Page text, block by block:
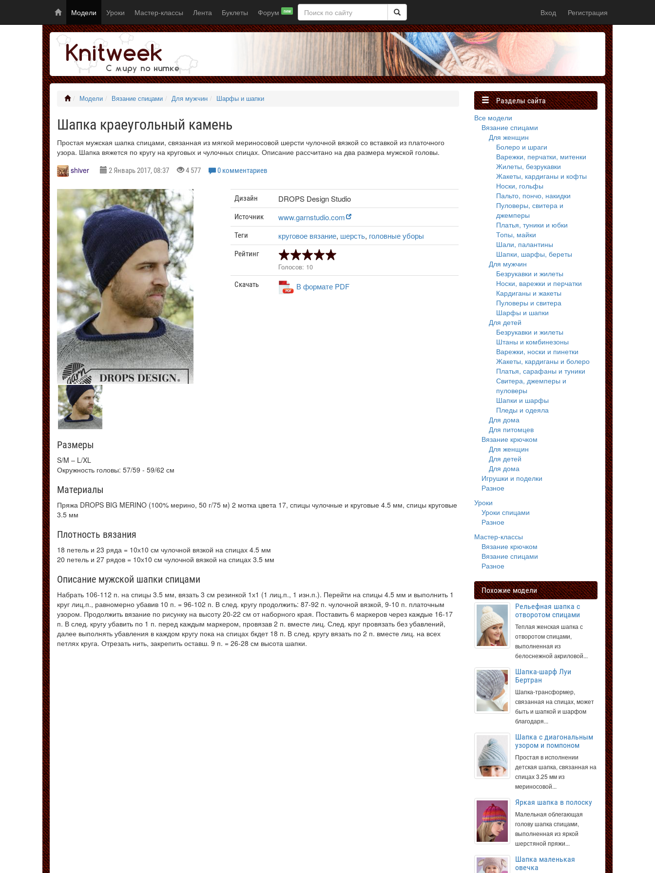
Вход Регистрация
Модели Уроки Мастер-классы Лента Буклеты Форум new
Модели Вязание спицами Для мужчин Шарфы и шапки
Шапка краеугольный камень
Простая мужская шапка спицами, связанная из мягкой мериносовой шерсти чулочной вязкой со вставкой из платочного
узора. Шапка вяжется по кругу на круговых и чулочных спицах. Описание рассчитано на два размера мужской головы.
shiver
2 Январь 2017, 08:37 4 577 0 комментариев
Дизайн DROPS Design Studio
Источник www.garnstudio.com
Теги круговое вязание, шерсть, головные уборы
Рейтинг
Голосов: 10
Скачать В формате PDF
Размеры
S/M – L/XL
Окружность головы: 57/59 - 59/62 см
Материалы
Пряжа DROPS BIG MERINO (100% мерино, 50 г/75 м) 2 мотка цвета 17, спицы чулочные и круговые 4.5 мм, спицы круговые
3.5 мм
Плотность вязания
18 петель и 23 ряда = 10х10 см чулочной вязкой на спицах 4.5 мм
20 петель и 27 рядов = 10х10 см чулочной вязкой на спицах 3.5 мм
Описание мужской шапки спицами
Набрать 106-112 п. на спицы 3.5 мм, вязать 3 см резинкой 1х1 (1 лиц.п., 1 изн.п.). Перейти на спицы 4.5 мм и выполнить 1
круг лиц.п., равномерно убавив 10 п. = 96-102 п. В след. кругу продолжить: 87-92 п. чулочной вязкой, 9-10 п. платочным
узором. Продолжить вязание по рисунку на высоту 20-22 см от наборного края. Поставить 6 маркеров через каждые 16-17
п. В след. кругу убавить по 1 п. перед каждым маркером, провязав 2 п. вместе лиц. След. круг провязать без убавлений,
далее выполнять убавления в каждом кругу пока на спицах бкдет 18 п. В след. кругу вязать по 2 п. вместе лиц. на всех
петлях круга. Отрезать нить, закрепить оставш. 9 п. = 26-28 см высота шапки.
Разделы сайта
Все модели
Вязание спицами
Для женщин
Болеро и шраги
Варежки, перчатки, митенки
Жилеты, безрукавки
Жакеты, кардиганы и кофты
Носки, гольфы
Пальто, пончо, накидки
Пуловеры, свитера и
джемперы
Платья, туники и юбки
Топы, майки
Шали, палантины
Шапки, шарфы, береты
Для мужчин
Безрукавки и жилеты
Носки, варежки и перчатки
Кардиганы и жакеты
Пуловеры и свитера
Шарфы и шапки
Для детей
Безрукавки и жилеты
Штаны и комбинезоны
Варежки, носки и пинетки
Жакеты, кардиганы и болеро
Платья, сарафаны и туники
Свитера, джемперы и
пуловеры
Шапки и шарфы
Пледы и одеяла
Для дома
Для питомцев
Вязание крючком
Для женщин
Для детей
Для дома
Игрушки и поделки
Разное
Уроки
Уроки спицами
Разное
Мастер-классы
Вязание крючком
Вязание спицами
Разное
Похожие модели
Рельефная шапка с
отворотом спицами
Теплая женская шапка с
отворотом спицами,
выполненная из
белоснежной акриловой...
Шапка-шарф Луи
Бертран
Шапка-трансформер,
связанная на спицах, может
быть и шапкой и шарфом
благодаря...
Шапка с диагональным
узором и помпоном
Простая в исполнении
детская шапка, связанная на
спицах 3.25 мм из
мериносовой...
Яркая шапка в полоску
Малельная облегающая
голову шапка спицами,
выполненная из яркой
шерстяной пряжи...
Шапка маленькая
овечка